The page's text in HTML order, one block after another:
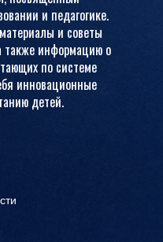
и педагогике.
и советы
также информацию о
по системе
инновационные
детей.